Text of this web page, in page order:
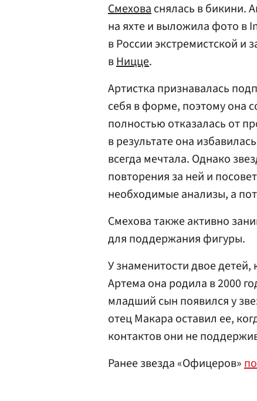
Смеховаснялась в бикини.
на яхте и выложила фото в
в России экстремистской и
вНицце.
Артистка признавалась
себя в форме, поэтому она
полностью отказалась от
в результате она
всегда мечтала. Однако
повторения за ней и
необходимые анализы, а
Смехова также активно
для поддержания фигуры.
У знаменитости двое
Артема она родила в 2000
младший сын появился у
отец Макара оставил ее,
контактов они не
Ранее звезда «Офицеров»